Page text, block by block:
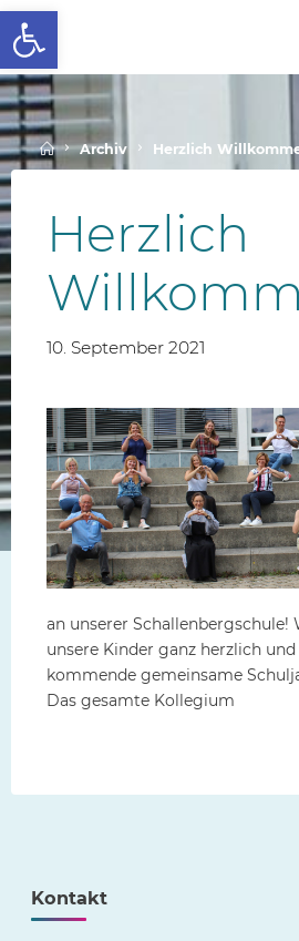
Werkzeugleiste öffnen
Skip
to
content
SCHALLENBERGSCHULE
HomeArchiv Herzlich
Herzlich
10. September 2021
an unserer Schallenbergschule!
unsere Kinder ganz herzlich
kommende gemeinsame
Das gesamte Kollegium
Kontakt